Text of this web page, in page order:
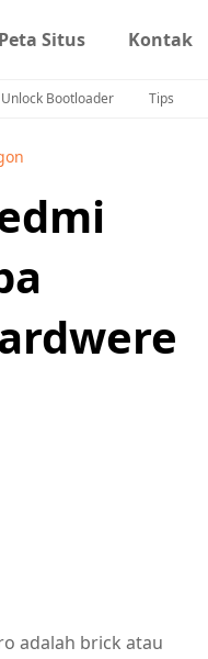
Peta Situs Kontak
Unlock Bootloader Tips
adalah brick atau